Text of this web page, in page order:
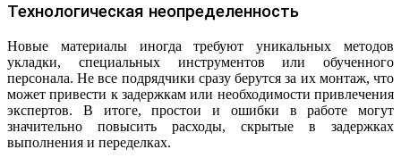
Технологическая неопределенность
Новые материалы иногда требуют уникальных методов
укладки, специальных инструментов или обученного
персонала. Не все подрядчики сразу берутся за их монтаж, что
может привести к задержкам или необходимости привлечения
экспертов. В итоге, простои и ошибки в работе могут
значительно повысить расходы, скрытые в задержках
выполнения и переделках.